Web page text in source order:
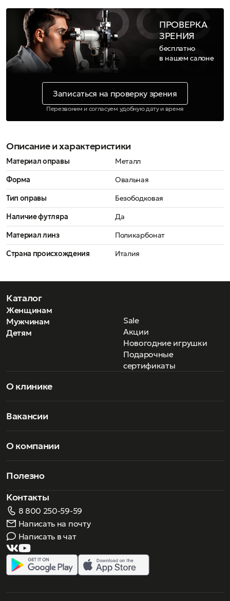
ПРОВЕРКА
ЗРЕНИЯ
бесплатно
в нашем салоне
Записаться на проверку зрения
Перезвоним и согласуем удобную дату и время
Описание и характеристики
Материал оправы
Металл
Форма
Овальная
Тип оправы
Безободковая
Наличие футляра
Да
Материал линз
Поликарбонат
Страна происхождения
Италия
Каталог
Женщинам
Мужчинам
Детям
Sale
Акции
Новогодние игрушки
Подарочные
сертификаты
О клинике
Вакансии
О компании
Полезно
Контакты
8 800 250-59-59
Написать на почту
Написать в чат